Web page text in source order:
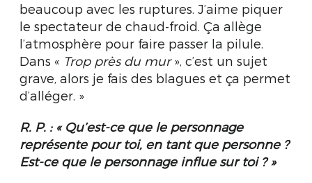
beaucoup avec les ruptures. J’aime piquer
le spectateur de chaud-froid. Ça allège
l’atmosphère pour faire passer la pilule.
Dans « Trop près du mur», c’est un sujet
grave, alors je fais des blagues et ça permet
d’alléger. »
R. P. : « Qu’est-ce que le personnage
représente pour toi, en tant que personne ?
Est-ce que le personnage influe sur toi ? »